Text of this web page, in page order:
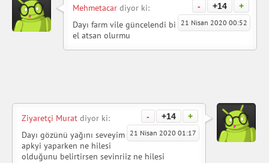
- +14 +
Mehmetacar diyor ki:
21 Nisan 2020 00:52
Dayı farm vile güncelendi bi
el atsan olurmu
- +14 +
Ziyaretçi Murat diyor ki:
21 Nisan 2020 01:17
Dayı gözünü yağını seveyim
apkyi yaparken ne hilesi
olduğunu belirtirsen sevinriiz ne hilesi